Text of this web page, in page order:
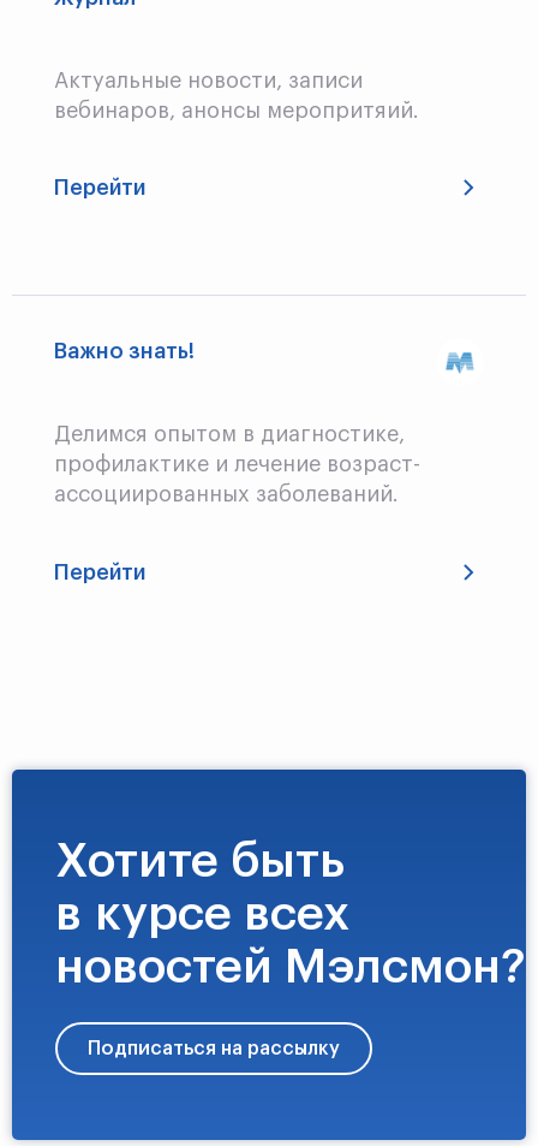
Актуальные новости, записи
вебинаров, анонсы меропритяий.
Перейти
Важно знать!
Делимся опытом в диагностике,
профилактике и лечение возраст-
ассоциированных заболеваний.
Перейти
Хотите быть
в курсе всех
новостей Мэлсмон?
Подписаться на рассылку